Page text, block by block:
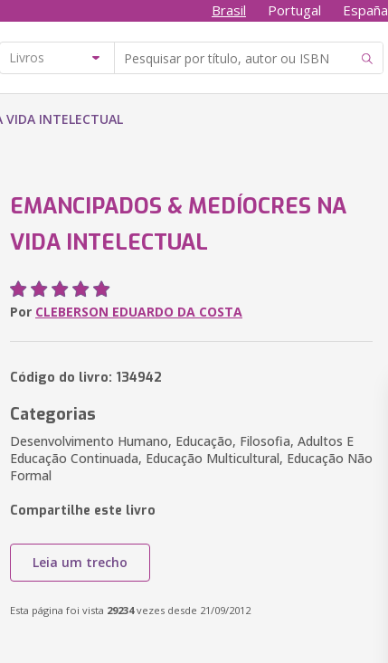
Brasil Portugal España
VIDA INTELECTUAL
EMANCIPADOS & MEDÍOCRES NA
VIDA INTELECTUAL
Por CLEBERSON EDUARDO DA COSTA
Código do livro: 134942
Categorias
Desenvolvimento Humano, Educação, Filosofia, Adultos E
Educação Continuada, Educação Multicultural, Educação Não
Formal
Compartilhe este livro
Leia um trecho
Esta página foi vista 29234vezes desde 21/09/2012